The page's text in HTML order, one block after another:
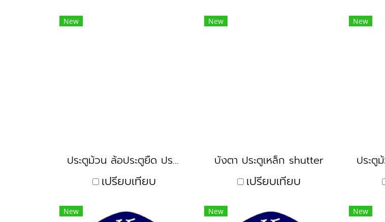
New
ประตูม้วน ล้อประตูยืด ประตูลิฟท์
เปรียบเทียบ
New
บังตา ประตูเหล็ก shutter
เปรียบเทียบ
New
New New New